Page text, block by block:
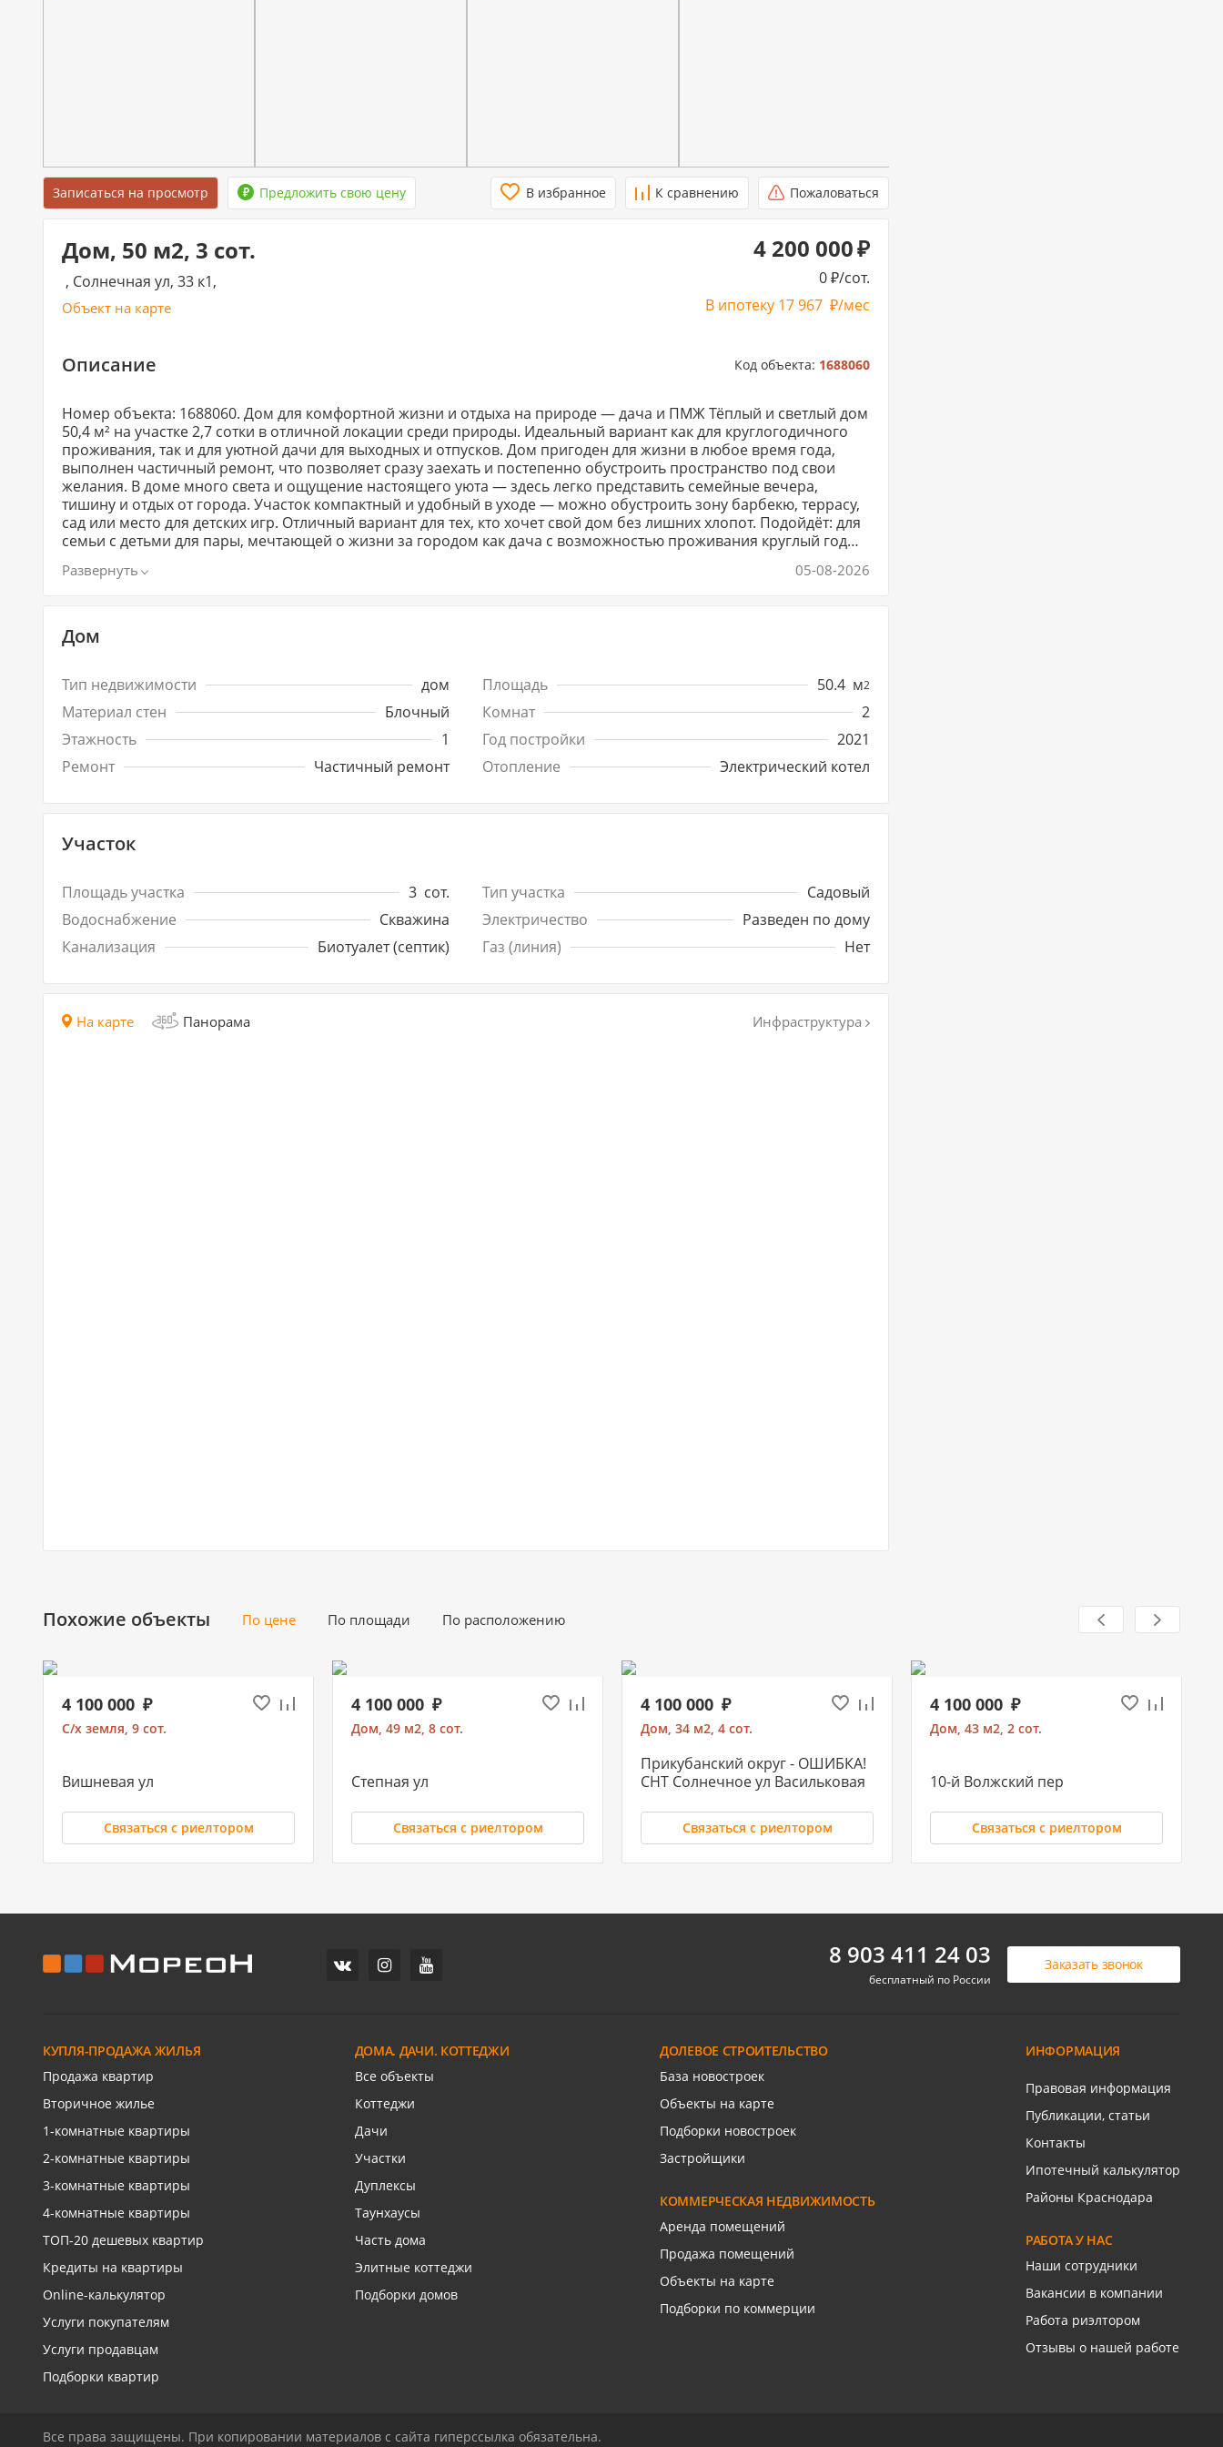
Записаться на просмотр Предложить свою цену В избранное К сравнению Пожаловаться
Дом, 50 м2, 3 сот.
, Солнечная ул, 33 к1,
Объект на карте
4 200 000
0 /сот.
В ипотеку 17 967 /мес
Описание Код объекта: 1688060
Номер объекта: 1688060. Дом для комфортной жизни и отдыха на природе — дача и ПМЖ Тёплый и светлый дом
50,4 м² на участке 2,7 сотки в отличной локации среди природы. Идеальный вариант как для круглогодичного
проживания, так и для уютной дачи для выходных и отпусков. Дом пригоден для жизни в любое время года,
выполнен частичный ремонт, что позволяет сразу заехать и постепенно обустроить пространство под свои
желания. В доме много света и ощущение настоящего уюта — здесь легко представить семейные вечера,
тишину и отдых от города. Участок компактный и удобный в уходе — можно обустроить зону барбекю, террасу,
сад или место для детских игр. Отличный вариант для тех, кто хочет свой дом без лишних хлопот. Подойдёт: для
семьи с детьми для пары, мечтающей о жизни за городом как дача с возможностью проживания круглый год
сделать дом полностью «под себя» Этот дом одинаково хорош и для отдыха, и для постоянной жизни.
05-08-2026
Дом
Тип недвижимости дом Площадь 50.4 м2
Материал стен Блочный Комнат
2
Этажность
1 Год постройки
2021
Ремонт
Частичный ремонт Отопление Электрический котел
Участок
Площадь участка 3 сот. Тип участка
Садовый
Водоснабжение
Скважина Электричество
Разведен по дому
Канализация
Биотуалет (септик) Газ (линия) Нет
На карте Панорама Инфраструктура
Похожие объекты По цене По площади По расположению
4 100 000
С/х земля, 9 сот.
Вишневая ул
Связаться с риелтором
4 100 000
Дом, 49 м2, 8 сот.
Степная ул
Связаться с риелтором
4 100 000
Дом, 34 м2, 4 сот.
Прикубанский округ - ОШИБКА!
СНТ Солнечное ул Васильковая
Связаться с риелтором
4 100 000
Дом, 43 м2, 2 сот.
10-й Волжский пер
Связаться с риелтором
Часть дома, 157.2 м2 Дом, 71 м2, 3 сот.
Связаться с риелтором
5 500 000
Дом, 88 м2, 5 сот. Заказать звонок
8 903 411 24 03
бесплатный по России
КУПЛЯ-ПРОДАЖА ЖИЛЬЯ
Продажа квартир
Вторичное жилье
1-комнатные квартиры
2-комнатные квартиры
3-комнатные квартиры
4-комнатные квартиры
ТОП-20 дешевых квартир
Кредиты на квартиры
Online-калькулятор
Услуги покупателям
Услуги продавцам
Подборки квартир
ДОМА. ДАЧИ. КОТТЕДЖИ
Все объекты
Коттеджи
Дачи
Участки
Дуплексы
Таунхаусы
Часть дома
Элитные коттеджи
Подборки домов
ДОЛЕВОЕ СТРОИТЕЛЬСТВО
База новостроек
Объекты на карте
Подборки новостроек
Застройщики
КОММЕРЧЕСКАЯ НЕДВИЖИМОСТЬ
Аренда помещений
Продажа помещений
Объекты на карте
Подборки по коммерции
ИНФОРМАЦИЯ
Правовая информация
Публикации, статьи
Контакты
Ипотечный калькулятор
Районы Краснодара
РАБОТА У НАС
Наши сотрудники
Вакансии в компании
Работа риэлтором
Отзывы о нашей работе
Все права защищены. При копировании материалов с сайта гиперссылка обязательна.